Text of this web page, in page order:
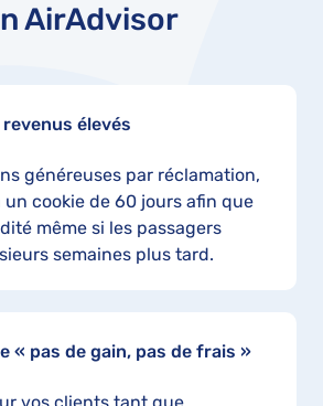
AirAdvisor
revenus élevés
généreuses par réclamation,
un cookie de 60 jours afin que
même si les passagers
semaines plus tard.
« pas de gain, pas de frais »